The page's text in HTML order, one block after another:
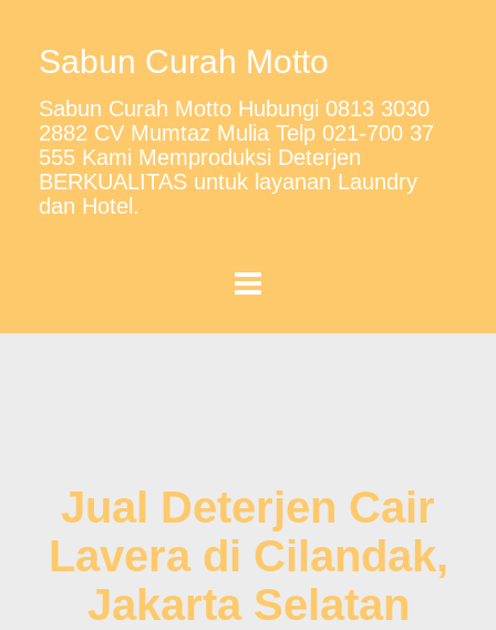
Sabun Curah Motto
Sabun Curah Motto Hubungi 0813 3030
2882 CV Mumtaz Mulia Telp 021-700 37
555 Kami Memproduksi Deterjen
BERKUALITAS untuk layanan Laundry
dan Hotel.
Jual Deterjen Cair
Lavera di Cilandak,
Jakarta Selatan